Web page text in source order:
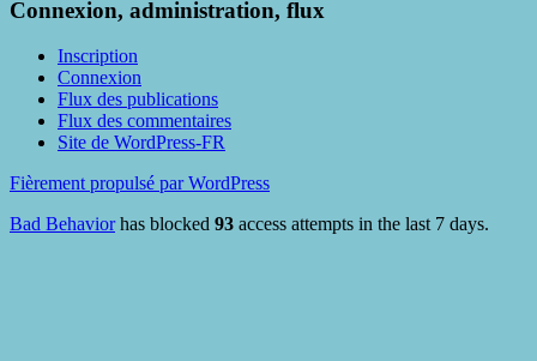
Connexion, administration, flux
Inscription
Connexion
Flux des publications
Flux des commentaires
Site de WordPress-FR
Fièrement propulsé par WordPress
Bad Behaviorhas blocked 93 access attempts in the last 7 days.